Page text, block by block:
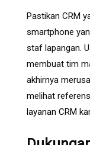
Pastikan CRM
smartphone
staf lapangan.
membuat tim
akhirnya
melihat
layanan CRM